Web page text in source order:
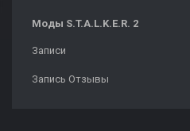
Моды S.T.A.L.K.E.R. 2
Записи
Запись Отзывы